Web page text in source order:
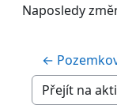
Naposledy
←
Přejít na